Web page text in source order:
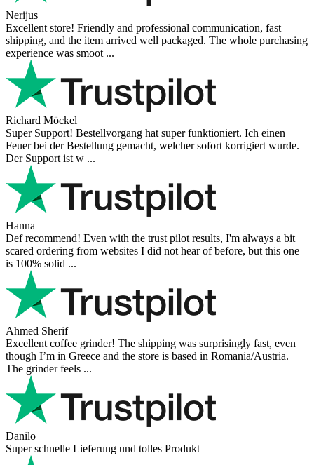
Nerijus
Excellent store! Friendly and professional communication, fast
shipping, and the item arrived well packaged. The whole purchasing
experience was smoot ...
Richard Möckel
Super Support! Bestellvorgang hat super funktioniert. Ich einen
Feuer bei der Bestellung gemacht, welcher sofort korrigiert wurde.
Der Support ist w ...
Hanna
Def recommend! Even with the trust pilot results, I'm always a bit
scared ordering from websites I did not hear of before, but this one
is 100% solid ...
Ahmed Sherif
Excellent coffee grinder! The shipping was surprisingly fast, even
though I’m in Greece and the store is based in Romania/Austria.
The grinder feels ...
Danilo
Super schnelle Lieferung und tolles Produkt